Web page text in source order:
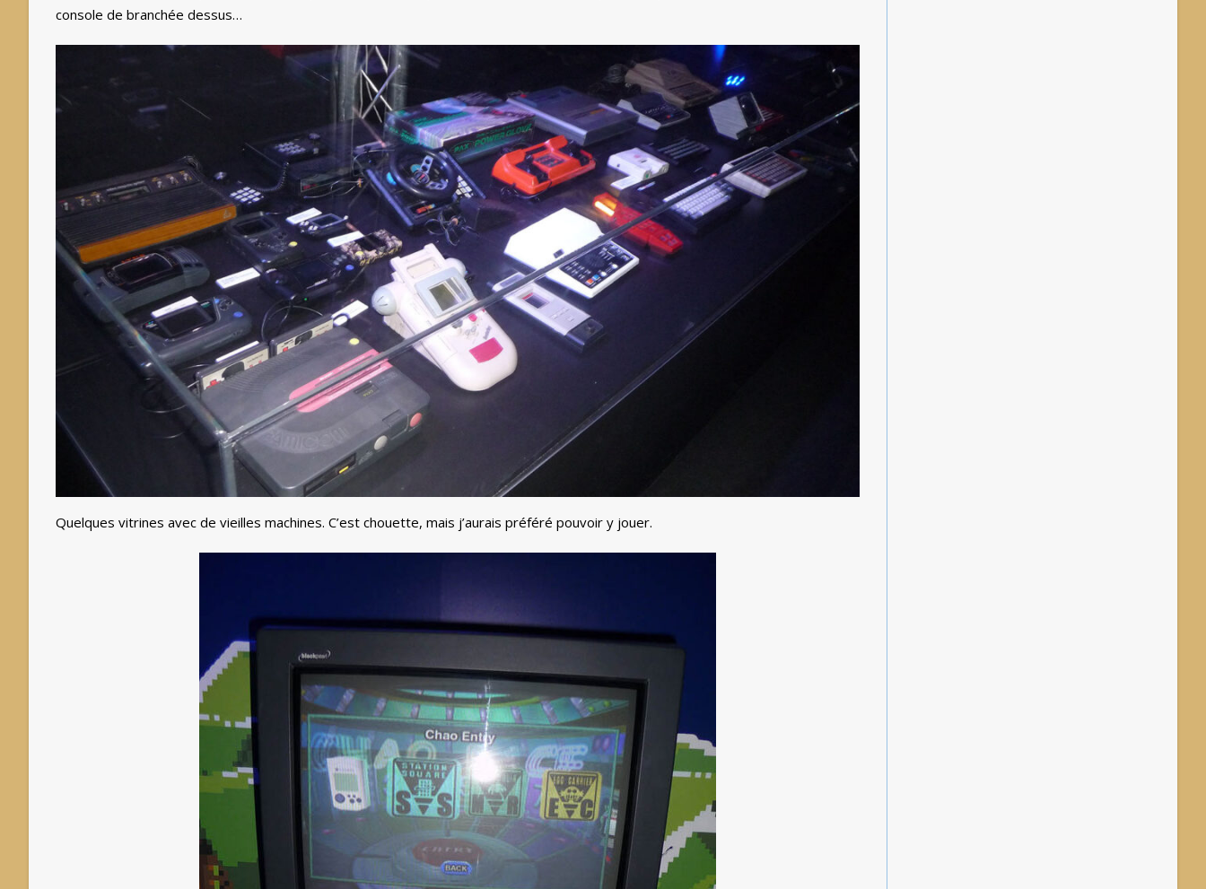
console de branchée dessus…
Quelques vitrines avec de vieilles machines. C’est chouette, mais j’aurais préféré pouvoir y jouer.